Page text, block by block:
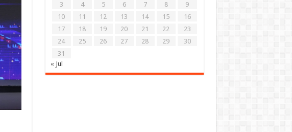
3
4 5 6 7 8
9
10
11 12 13 14 15
16
17
18 19 20 21 22
23
24
25 26 27 28 29
30
31
« Jul